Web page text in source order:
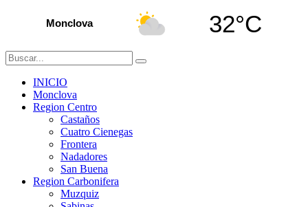
Monclova 32°C
INICIO
Monclova
Region Centro
Castaños
Cuatro Cienegas
Frontera
Nadadores
San Buena
Region Carbonifera
Muzquiz